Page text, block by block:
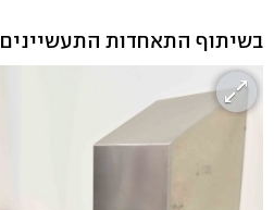
בשיתוף התאחדות התעשיינים